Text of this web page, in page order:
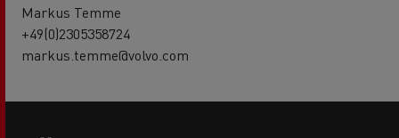
Markus Temme
+49(0)2305358724
markus.temme@volvo.com